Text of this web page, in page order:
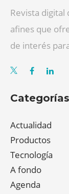
Revista digital
afines que
de interés
Categorías
Actualidad
Productos
Tecnología
A fondo
Agenda